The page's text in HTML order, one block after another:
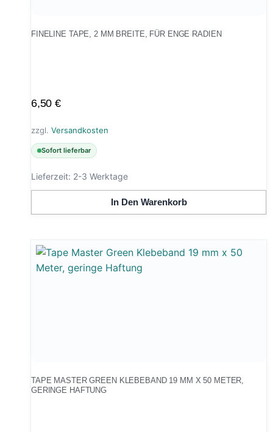
FINELINE TAPE, 2 MM BREITE, FÜR ENGE RADIEN
6,50€
zzgl. Versandkosten
Sofort lieferbar
Lieferzeit: 2-3 Werktage
In Den Warenkorb
TAPE MASTER GREEN KLEBEBAND 19 MM X 50 METER,
GERINGE HAFTUNG